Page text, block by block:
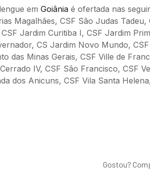
em Goiânia é ofertada nas
Magalhães, CSF São Judas Tadeu,
Jardim Curitiba I, CSF Jardim
CS Jardim Novo Mundo,
das Minas Gerais, CSF Ville de
IV, CSF São Francisco, CSF
dos Anicuns, CSF Vila Santa
Gostou?